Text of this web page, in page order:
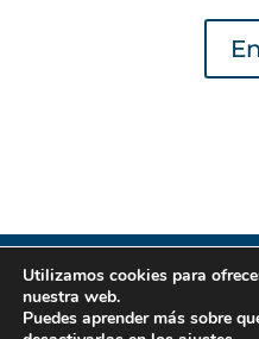
Gestor de Créditos ©
de Privacidad|
Utilizamos cookies para
nuestra web.
Puedes aprender más sobre